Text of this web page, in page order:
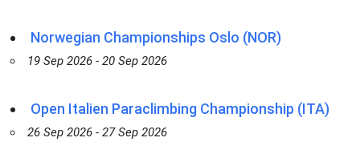
Norwegian Championships Oslo (NOR)
19 Sep 2026 - 20 Sep 2026
Open Italien Paraclimbing Championship (ITA)
26 Sep 2026 - 27 Sep 2026